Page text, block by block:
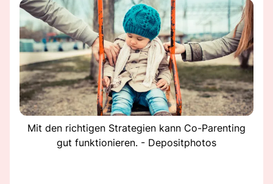
Mit den richtigen Strategien kann Co-Parenting
gut funktionieren. - Depositphotos